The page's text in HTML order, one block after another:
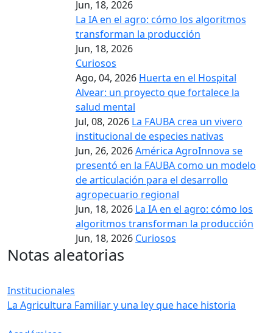
Jun, 18, 2026
La IA en el agro: cómo los algoritmos
transforman la producción
Jun, 18, 2026
Curiosos
Ago, 04, 2026 Huerta en el Hospital
Alvear: un proyecto que fortalece la
salud mental
Jul, 08, 2026 La FAUBA crea un vivero
institucional de especies nativas
Jun, 26, 2026América AgroInnova se
presentó en la FAUBA como un modelo
de articulación para el desarrollo
agropecuario regional
Jun, 18, 2026 La IA en el agro: cómo los
algoritmos transforman la producción
Jun, 18, 2026 Curiosos
Notas aleatorias
Institucionales
La Agricultura Familiar y una ley que hace historia